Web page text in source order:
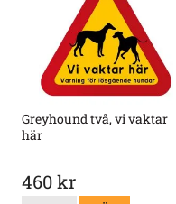
Greyhound två, vi vaktar
här
460 kr